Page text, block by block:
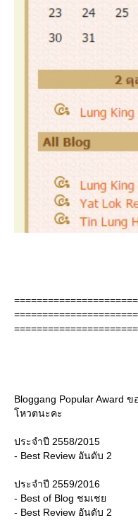
Bloggang Popular Award
หวตนะคะ
ประจำปี 2558/2015
- Best Review อันดับ 2
ประจำปี 2559/2016
- Best of Blog ชมเช
- Best Review อันดับ 2